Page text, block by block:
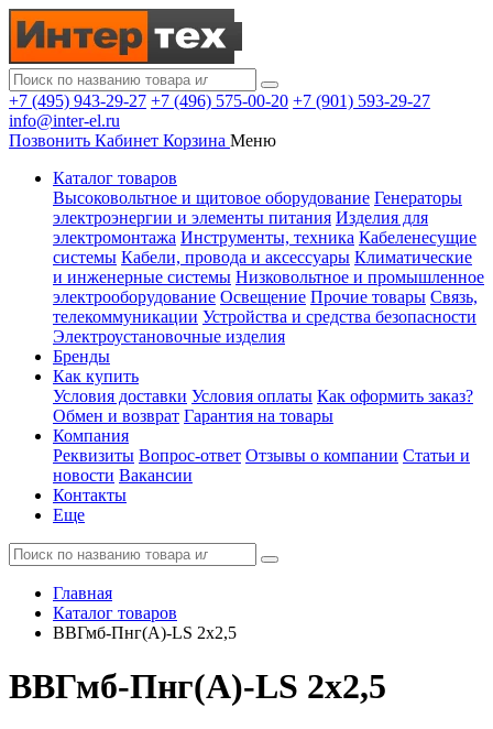
+7 (495) 943-29-27 +7 (496) 575-00-20 +7 (901) 593-29-27
info@inter-el.ru
Позвонить Кабинет Корзина Меню
Каталог товаров
Высоковольтное и щитовое оборудование Генераторы
электроэнергии и элементы питания Изделия для
электромонтажа Инструменты, техника Кабеленесущие
системы Кабели, провода и аксессуары Климатические
и инженерные системы Низковольтное и промышленное
электрооборудование Освещение Прочие товары Связь,
телекоммуникации Устройства и средства безопасности
Электроустановочные изделия
Бренды
Как купить
Условия доставки Условия оплаты Как оформить заказ?
Обмен и возврат Гарантия на товары
Компания
Реквизиты Вопрос-ответ Отзывы о компании Статьи и
новости Вакансии
Контакты
Еще
Главная
Каталог товаров
ВВГмб-Пнг(А)-LS 2x2,5
ВВГмб-Пнг(А)-LS 2x2,5